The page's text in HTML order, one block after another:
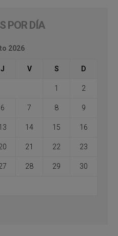
POR DÍA
2026
J V S D
1 2
6 7 8 9
14 15 16
21 22 23
28 29 30